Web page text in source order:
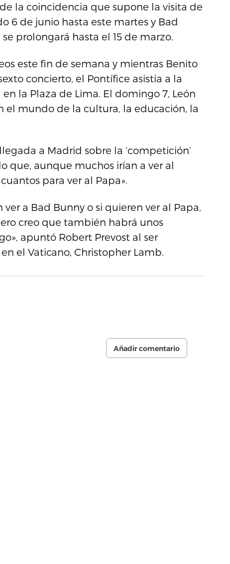
la coincidencia que supone la visita de
6 de junio hasta este martes y Bad
prolongará hasta el 15 de marzo.
este fin de semana y mientras Benito
concierto, el Pontífice asistía a la
la Plaza de Lima. El domingo 7, León
el mundo de la cultura, la educación, la
a Madrid sobre la ‘competición’
que, aunque muchos irían a ver al
para ver al Papa».
a Bad Bunny o si quieren ver al Papa,
creo que también habrá unos
apuntó Robert Prevost al ser
el Vaticano, Christopher Lamb.
Añadir comentario